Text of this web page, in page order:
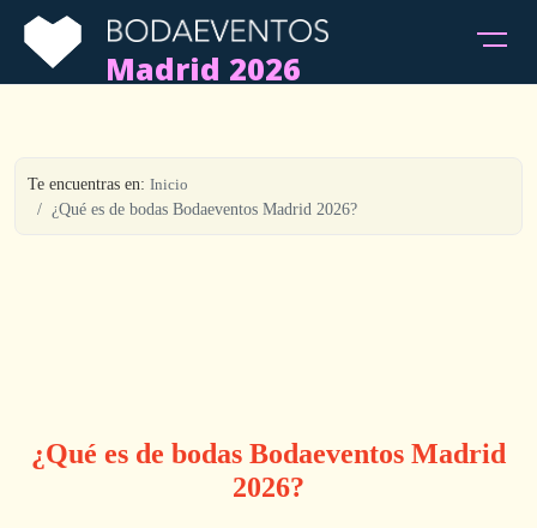
Madrid 2026
Te encuentras en: Inicio
¿Qué es de bodas Bodaeventos Madrid 2026?
¿Qué es de bodas Bodaeventos Madrid
2026?